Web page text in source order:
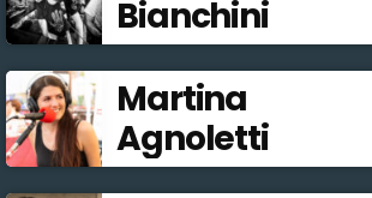
Bianchini
Martina
Agnoletti